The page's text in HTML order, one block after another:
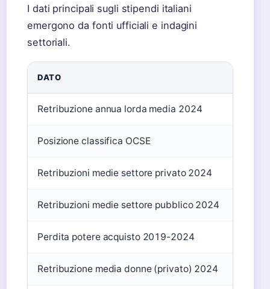
I dati principali sugli stipendi italiani
emergono da fonti ufficiali e indagini
settoriali.
DATO
Retribuzione annua lorda media 2024
Posizione classifica OCSE
Retribuzioni medie settore privato 2024
Retribuzioni medie settore pubblico 2024
Perdita potere acquisto 2019-2024
Retribuzione media donne (privato) 2024